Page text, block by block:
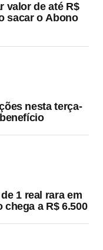
valor de até R$
sacar o Abono
nesta terça-
1 real rara em
a R$ 6.500